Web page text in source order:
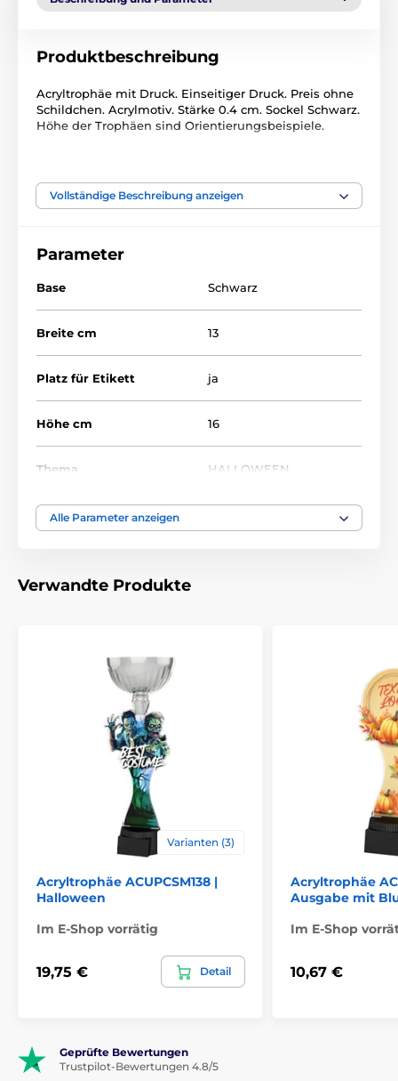
Produktbeschreibung
Acryltrophäe mit Druck. Einseitiger Druck. Preis ohne
Schildchen. Acrylmotiv. Stärke 0.4 cm. Sockel Schwarz.
Höhe der Trophäen sind Orientierungsbeispiele.
Halloween Halloween
Vollständige Beschreibung anzeigen
Parameter
Base Schwarz
Breite cm 13
Platz für Etikett ja
Höhe cm 16
Thema HALLOWEEN
Auszeichnungstyp
Alle Parameter anzeigen
Verwandte Produkte
Varianten (3)
Acryltrophäe ACUPCSM138 |
Halloween
Im E-Shop vorrätig
19,75 € Detail
Acryltrophäe
Ausgabe mit
Im E-Shop
10,67 €
Geprüfte Bewertungen
Trustpilot-Bewertungen 4.8/5